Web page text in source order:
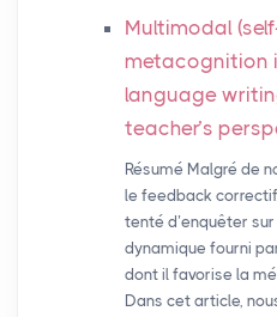
Multimodal
metacognition
language
teacher’s
Résumé Malgré de
le feedback
tenté d’enquêter
dynamique fourni
dont il favorise la
Dans cet article,